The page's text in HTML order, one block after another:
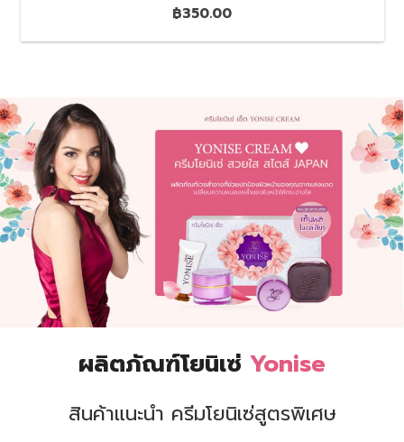
฿350.00
ผลิตภัณฑ์โยนิเซ่ Yonise
สินค้าแนะนำ ครีมโยนิเซ่สูตรพิเศษ